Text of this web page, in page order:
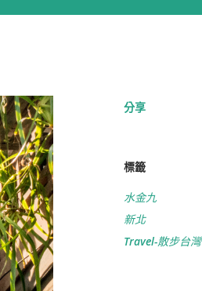
分享
標籤
水金九
新北
Travel-散步台灣